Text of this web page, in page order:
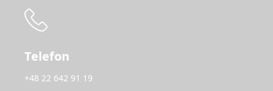
Telefon
+48 22 642 91 19